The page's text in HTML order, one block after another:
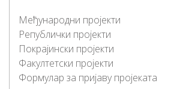
Међународни пројекти
Републички пројекти
Покрајински пројекти
Факултетски пројекти
Формулар за пријаву пројеката